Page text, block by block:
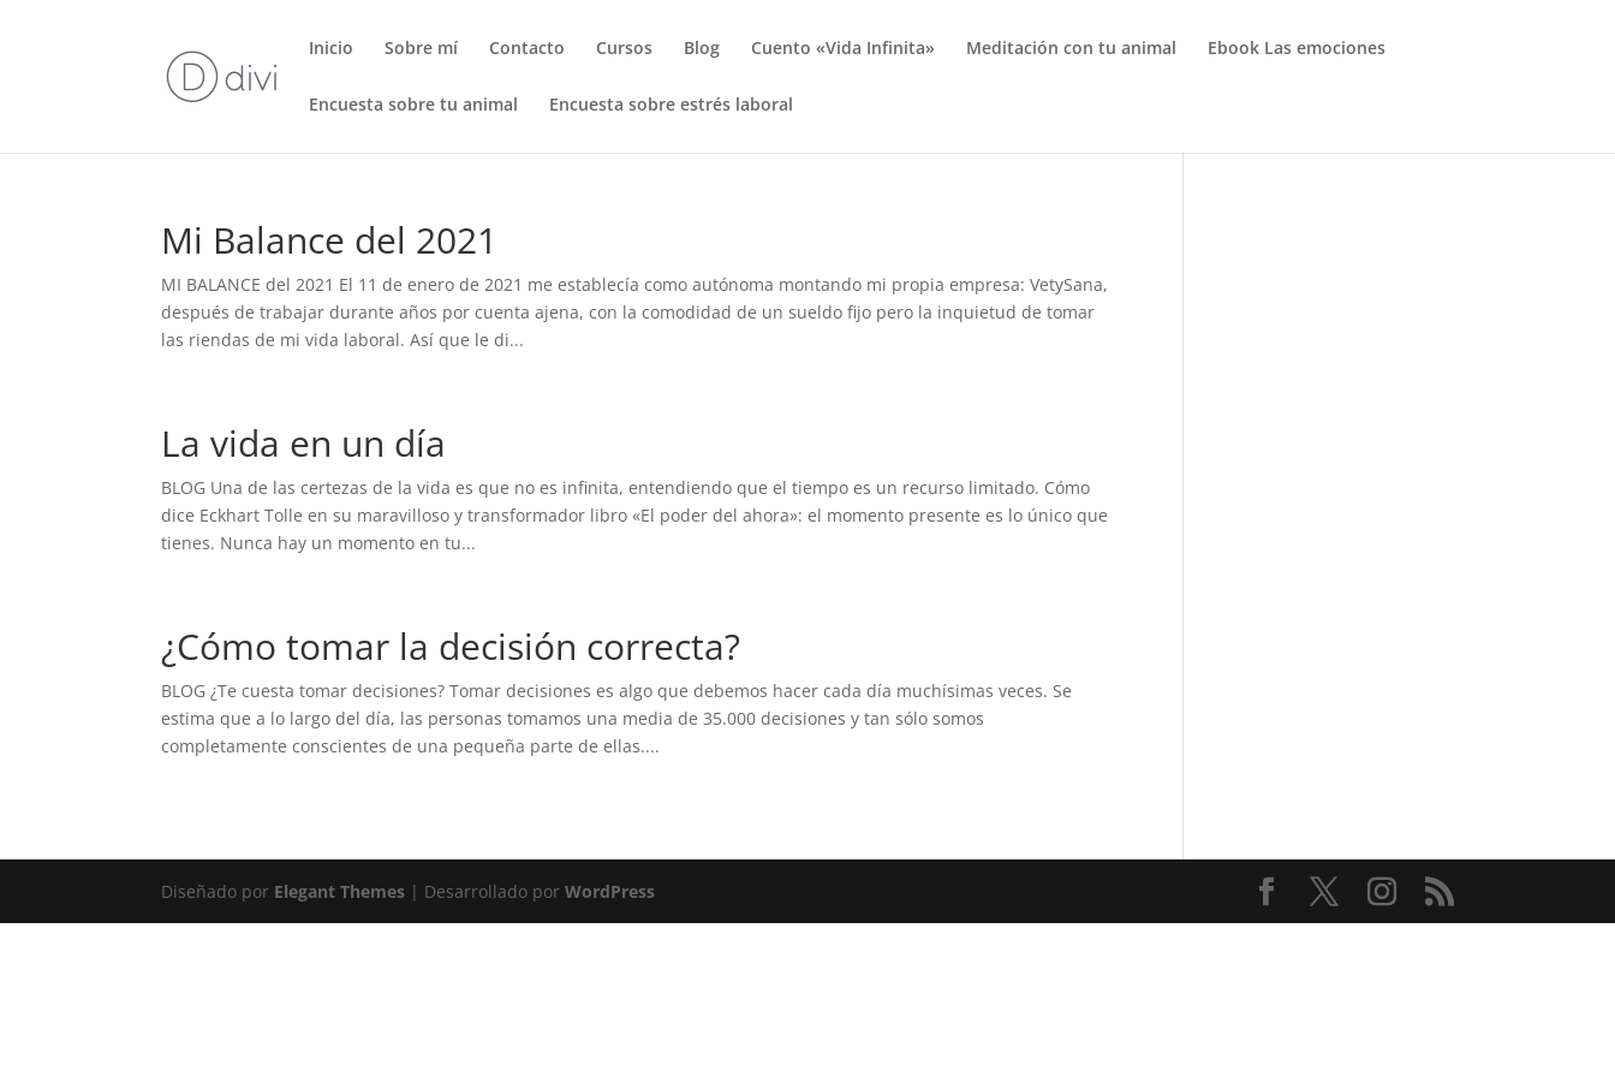
Inicio Sobre mí Contacto Cursos Blog Cuento «Vida Infinita» Meditación con tu animal Ebook Las emociones
Encuesta sobre tu animal Encuesta sobre estrés laboral
Mi Balance del 2021
MI BALANCE del 2021 El 11 de enero de 2021 me establecía como autónoma montando mi propia empresa: VetySana,
después de trabajar durante años por cuenta ajena, con la comodidad de un sueldo fijo pero la inquietud de tomar
las riendas de mi vida laboral. Así que le di...
La vida en un día
BLOG Una de las certezas de la vida es que no es infinita, entendiendo que el tiempo es un recurso limitado. Cómo
dice Eckhart Tolle en su maravilloso y transformador libro «El poder del ahora»: el momento presente es lo único que
tienes. Nunca hay un momento en tu...
¿Cómo tomar la decisión correcta?
BLOG ¿Te cuesta tomar decisiones? Tomar decisiones es algo que debemos hacer cada día muchísimas veces. Se
estima que a lo largo del día, las personas tomamos una media de 35.000 decisiones y tan sólo somos
completamente conscientes de una pequeña parte de ellas....
Diseñado por Elegant Themes | Desarrollado porWordPress